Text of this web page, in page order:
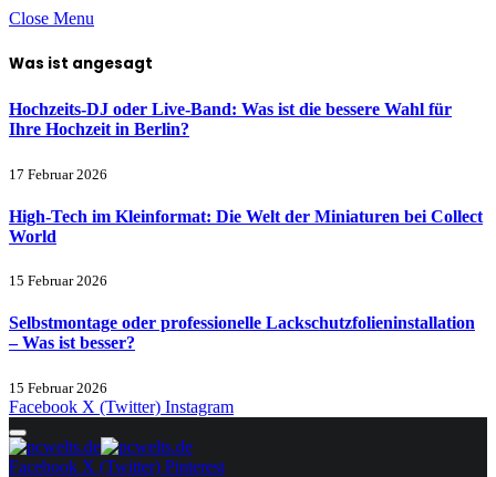
Close Menu
Was ist angesagt
Hochzeits-DJ oder Live-Band: Was ist die bessere Wahl für
Ihre Hochzeit in Berlin?
17 Februar 2026
High-Tech im Kleinformat: Die Welt der Miniaturen bei Collect
World
15 Februar 2026
Selbstmontage oder professionelle Lackschutzfolieninstallation
– Was ist besser?
15 Februar 2026
Facebook X (Twitter) Instagram
Facebook X (Twitter) Pinterest